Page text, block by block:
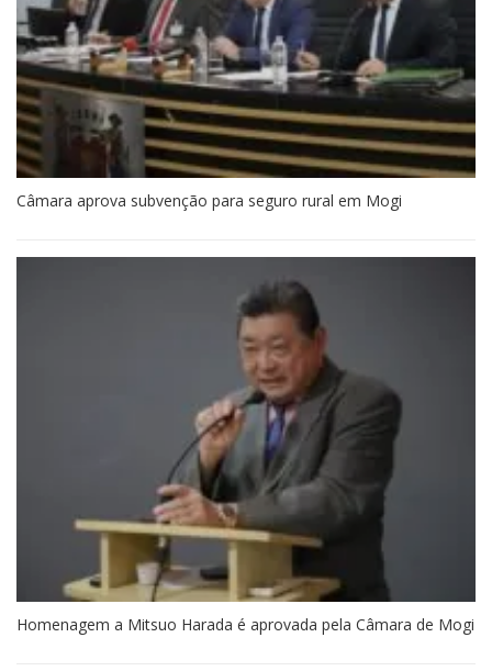
Câmara aprova subvenção para seguro rural em Mogi
Homenagem a Mitsuo Harada é aprovada pela Câmara de Mogi